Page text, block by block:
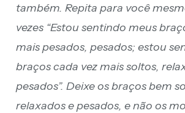
também. Repita para você
vezes “Estou sentindo meus
mais pesados, pesados; estou
braços cada vez mais soltos,
pesados”. Deixe os braços bem
relaxados e pesados, e não os